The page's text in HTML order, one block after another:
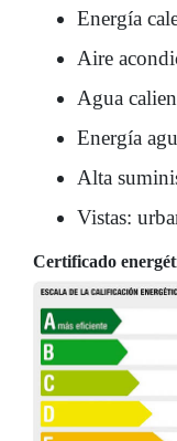
Energía
Aire
Agua
Energía
Alta
Vistas:
Certificado